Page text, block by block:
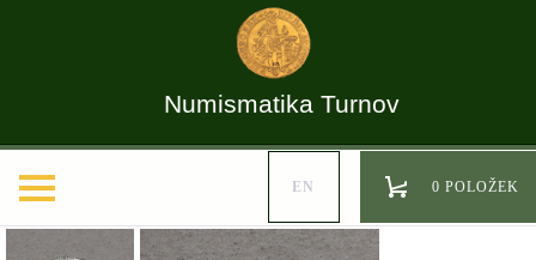
Numismatika Turnov
EN 0 POLOŽEK